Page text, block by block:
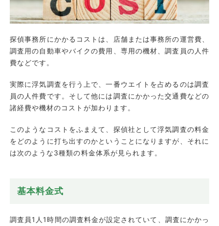
探偵事務所にかかるコストは、店舗または事務所の運営費、
調査用の自動車やバイクの費用、専用の機材、調査員の人件
費などです。
実際に浮気調査を行う上で、一番ウエイトを占めるのは調査
員の人件費です。そして他には調査にかかった交通費などの
諸経費や機材のコストが加わります。
このようなコストをふまえて、探偵社として浮気調査の料金
をどのように打ち出すのかということになりますが、それに
は次のような3種類の料金体系が見られます。
基本料金式
調査員1人1時間の調査料金が設定されていて、調査にかかっ